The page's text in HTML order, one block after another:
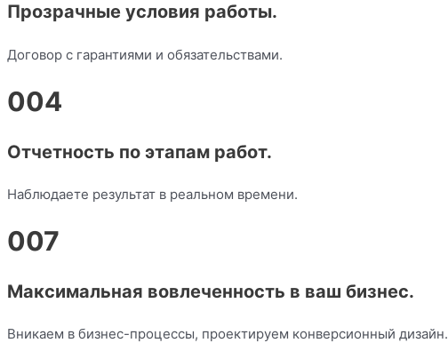
Прозрачные условия работы.
Договор с гарантиями и обязательствами.
004
Отчетность по этапам работ.
Наблюдаете результат в реальном времени.
007
Максимальная вовлеченность в ваш бизнес.
Вникаем в бизнес-процессы, проектируем конверсионный дизайн.